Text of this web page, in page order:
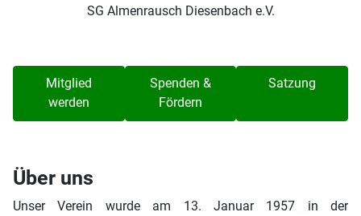
SG Almenrausch Diesenbach e.V.
Mitglied
werden
Spenden &
Fördern
Satzung
Über uns
Unser Verein wurde am 13. Januar 1957 in der